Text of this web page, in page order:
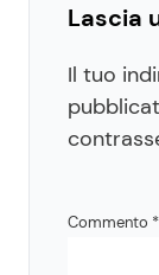
Lascia
Il tuo
Commento *